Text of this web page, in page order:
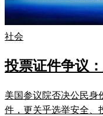
社会
投票证件争议
美国参议院否决公民身
件，更关乎选举安全、